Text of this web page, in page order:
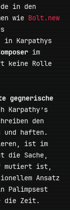
in den
wie Bolt.new
in Karpathys
im
keine Rolle
gegnerische
Karpathy’s
den
und haften.
ist im
die Sache,
mutiert ist,
Ansatz
Palimpsest
die Zeit.